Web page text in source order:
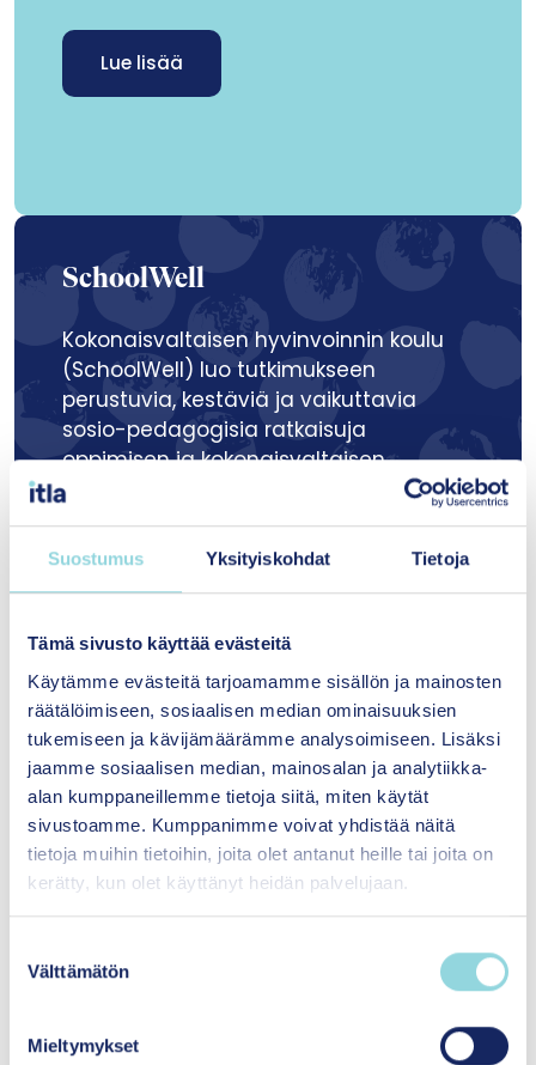
Suostumus Yksityiskohdat Tietoja
Tämä sivusto käyttää evästeitä
Käytämme evästeitä tarjoamamme sisällön ja mainosten
räätälöimiseen, sosiaalisen median ominaisuuksien
tukemiseen ja kävijämäärämme analysoimiseen. Lisäksi
jaamme sosiaalisen median, mainosalan ja analytiikka-
alan kumppaneillemme tietoja siitä, miten käytät
sivustoamme. Kumppanimme voivat yhdistää näitä
tietoja muihin tietoihin, joita olet antanut heille tai joita on
kerätty, kun olet käyttänyt heidän palvelujaan.
Välttämätön
Mieltymykset
Lue lisää
SchoolWell
Kokonaisvaltaisen hyvinvoinnin koulu
(SchoolWell) luo tutkimukseen
perustuvia, kestäviä ja vaikuttavia
sosio-pedagogisia ratkaisuja
oppimisen ja kokonaisvaltaisen
hyvinvoinnin samanaikaiseen
edistämiseen peruskoulussa. Hankkeen
tavoitteena on tukea oppilaiden
myönteisiä opiskelu- ja elämänkulkuja
rakentamalla kokonaisvaltaista
hyvinvointia tukevaa kouluyhteisöä.
Lue lisää
YOUNG-ohjelma strategisen tutkimuksen